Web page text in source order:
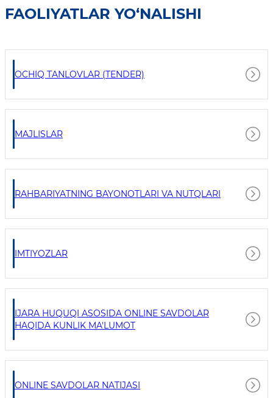
FAOLIYATLAR YO‘NALISHI
OCHIQ TANLOVLAR (TENDER)
MAJLISLAR
RAHBARIYATNING BAYONOTLARI VA NUTQLARI
IMTIYOZLAR
IJARA HUQUQI ASOSIDA ONLINE SAVDOLAR
HAQIDA KUNLIK MA'LUMOT
ONLINE SAVDOLAR NATIJASI